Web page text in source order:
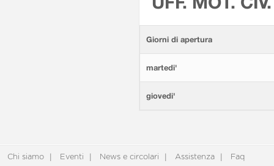
Giorni di apertura
martedi'
giovedi'
Chi siamo Eventi News e circolari Assistenza Faq